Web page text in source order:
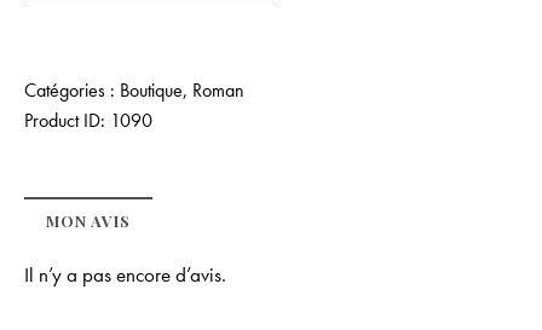
Catégories : Boutique, Roman
Product ID: 1090
MON AVIS
Il n’y a pas encore d’avis.